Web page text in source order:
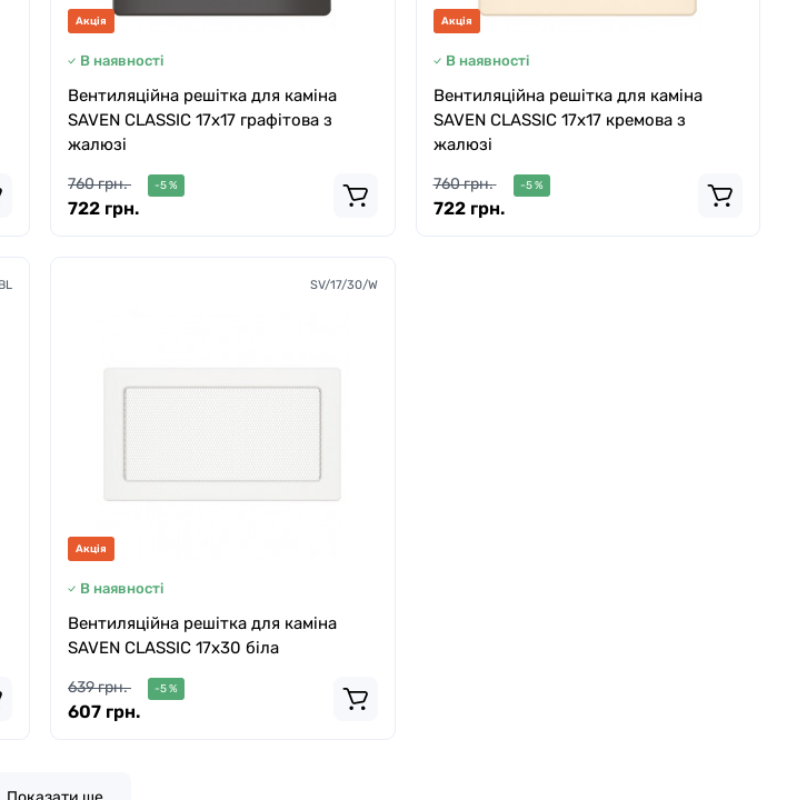
Акція
В наявності
Вентиляційна решітка для каміна
SAVEN CLASSIC 17х17 графітова з
жалюзі
760 грн. -5 %
722 грн.
Акція
В наявності
Вентиляційна решітка для каміна
SAVEN CLASSIC 17х17 кремова з
жалюзі
760 грн. -5 %
722 грн.
SV/17/30/W
Акція
В наявності
Вентиляційна решітка для каміна
SAVEN CLASSIC 17х30 біла
639 грн. -5 %
607 грн.